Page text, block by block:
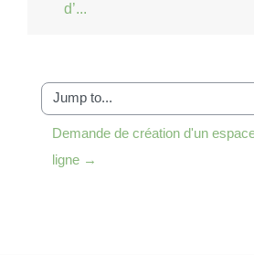
d’...
Jump to...
Demande de création d'un
ligne →